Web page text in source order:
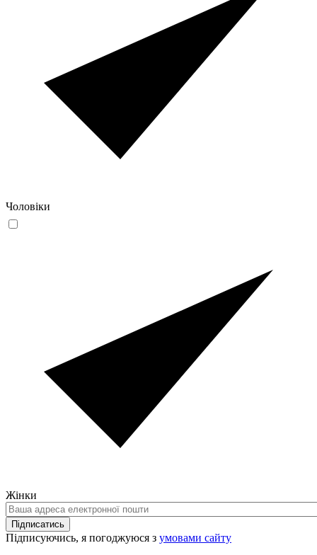
Чоловіки
Жінки
Ваша
адреса
електронної
пошти
Підписатись
Підписуючись, я погоджуюся з умовами сайту